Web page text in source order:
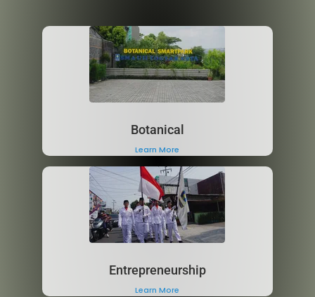
Botanical
Learn More
Entrepreneurship
Learn More